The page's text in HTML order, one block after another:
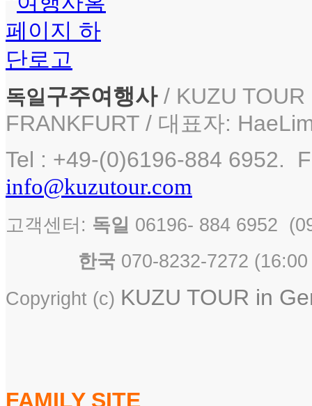
독일 구주여행사/ KUZU TOUR
FRANKFURT / 대표자:
Tel : +49-(0)6196-884 6952.
info@kuzutour.com
고객센터: 독일 06196- 884 6952
한국 070-8232-7272 (
Copyright (c) KUZU TOUR in
FAMILY SITE